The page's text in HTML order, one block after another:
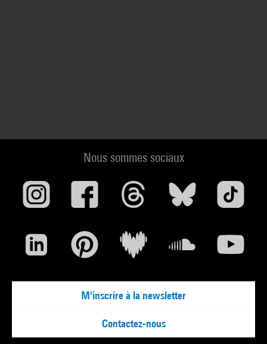
Nous sommes sociaux
M'inscrire à la newsletter
Contactez-nous